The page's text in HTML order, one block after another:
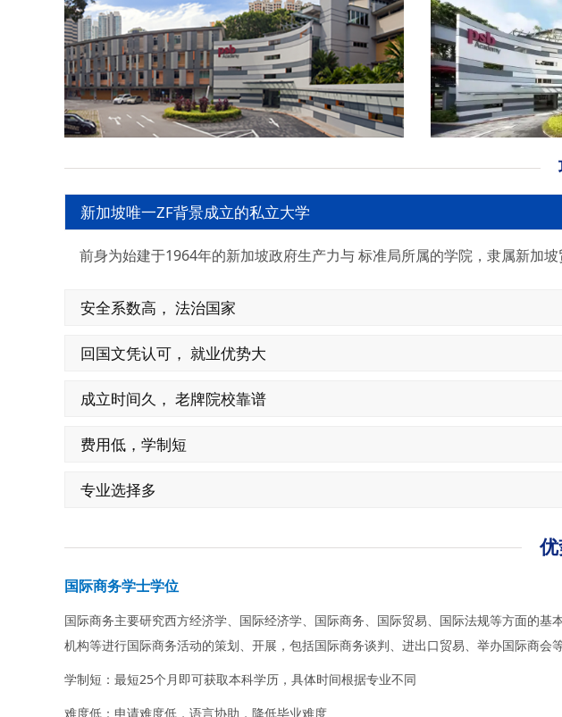
新加坡唯一ZF背景成立的私立大学
前身为始建于1964年的新加坡政府生产力与 标准局所属的学院，隶属新加坡
安全系数高， 法治国家
回国文凭认可， 就业优势大
成立时间久， 老牌院校靠谱
费用低，学制短
专业选择多
国际商务学士学位
国际商务主要研究西方经济学、国际经济学、国际商务、国际贸易、国际法规等方面的
机构等进行国际商务活动的策划、开展，包括国际商务谈判、进出口贸易、举办国际商会等
学制短：最短25个月即可获取本科学历，具体时间根据专业不同
难度低：申请难度低，语言协助，降低毕业难度